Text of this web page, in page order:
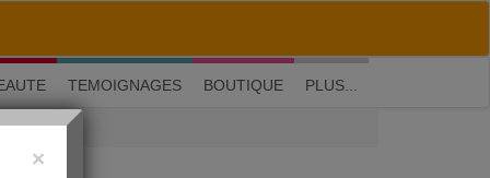
M'inscrire| Me connecter| ? Visite guidée
TEMOIGNAGES BOUTIQUE PLUS...
×